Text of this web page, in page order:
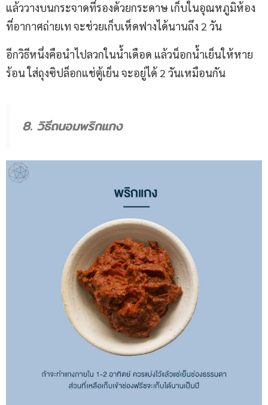
แล้ววางบนกระจาดที่รองด้วยกระดาษ เก็บในอุณหภูมิห้อง
ที่อากาศถ่ายเท จะช่วยเก็บเห็ดฟางได้นานถึง 2 วัน
อีกวิธีหนึ่งคือนำไปลวกในน้ำเดือด แล้วน็อกน้ำเย็นให้หาย
ร้อน ใส่ถุงซิปล็อกแช่ตู้เย็น จะอยู่ได้ 2 วันเหมือนกัน
8. วิธีถนอมพริกแกง